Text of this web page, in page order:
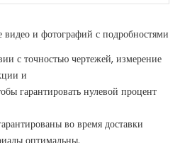
видео и фотографий с подробностями
с точностью чертежей, измерение
и
гарантировать нулевой процент
во время доставки
оптимальны.